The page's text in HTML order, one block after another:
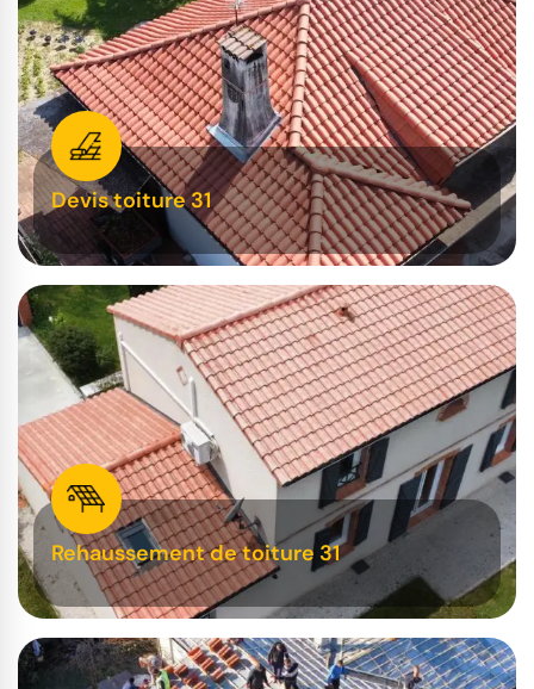
Devis toiture 31
Rehaussement de toiture 31